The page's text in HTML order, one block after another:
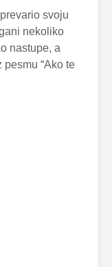
svoju
nekoliko
nastupe, a
“Ako te